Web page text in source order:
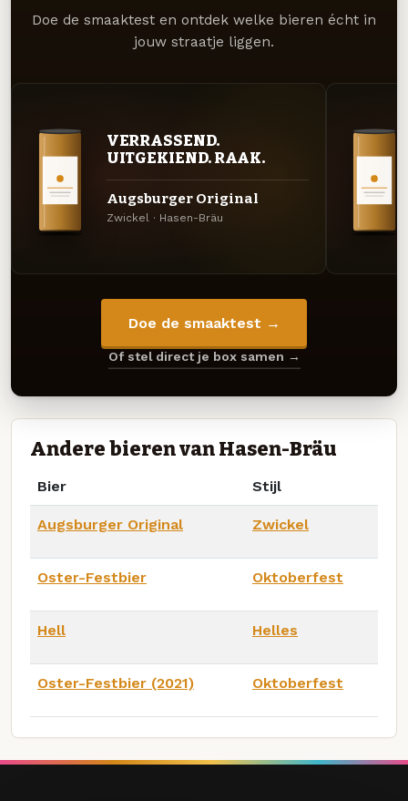
Doe de smaaktest en ontdek welke bieren écht in
jouw straatje liggen.
VERRASSEND.
UITGEKIEND. RAAK.
Augsburger Original
Zwickel · Hasen-Bräu
Doe de smaaktest →
Of stel direct je box samen →
Andere bieren van Hasen-Bräu
Bier Stijl
Augsburger Original Zwickel
Oster-Festbier Oktoberfest
Hell Helles
Oster-Festbier (2021) Oktoberfest